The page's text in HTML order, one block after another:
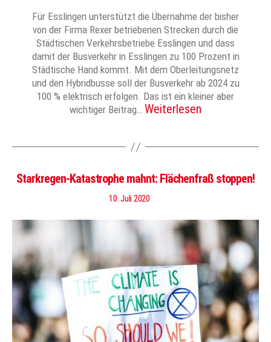
Für Esslingen unterstützt die Übernahme der bisher
von der Firma Rexer betriebenen Strecken durch die
Städtischen Verkehrsbetriebe Esslingen und dass
damit der Busverkehr in Esslingen zu 100 Prozent in
Städtische Hand kommt. Mit dem Oberleitungsnetz
und den Hybridbusse soll der Busverkehr ab 2024 zu
100 % elektrisch erfolgen. Das ist ein kleiner aber
wichtiger Beitrag… Weiterlesen
Starkregen-Katastrophe mahnt: Flächenfraß stoppen!
10. Juli 2020